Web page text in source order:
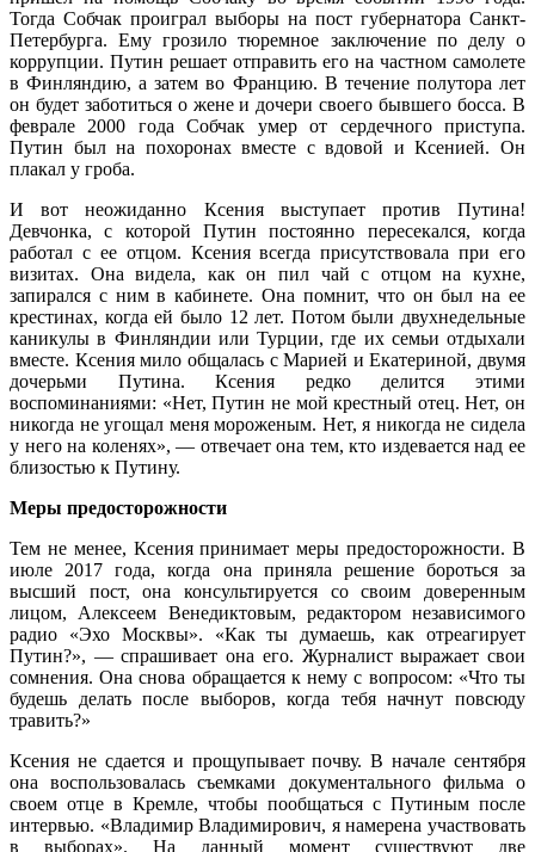
Тогда Собчак проиграл выборы на пост губернатора Санкт-
Петербурга. Ему грозило тюремное заключение по делу о
коррупции. Путин решает отправить его на частном самолете
в Финляндию, а затем во Францию. В течение полутора лет
он будет заботиться о жене и дочери своего бывшего босса. В
феврале 2000 года Собчак умер от сердечного приступа.
Путин был на похоронах вместе с вдовой и Ксенией. Он
плакал у гроба.
И вот неожиданно Ксения выступает против Путина!
Девчонка, с которой Путин постоянно пересекался, когда
работал с ее отцом. Ксения всегда присутствовала при его
визитах. Она видела, как он пил чай с отцом на кухне,
запирался с ним в кабинете. Она помнит, что он был на ее
крестинах, когда ей было 12 лет. Потом были двухнедельные
каникулы в Финляндии или Турции, где их семьи отдыхали
вместе. Ксения мило общалась с Марией и Екатериной, двумя
дочерьми Путина. Ксения редко делится этими
воспоминаниями: «Нет, Путин не мой крестный отец. Нет, он
никогда не угощал меня мороженым. Нет, я никогда не сидела
у него на коленях», — отвечает она тем, кто издевается над ее
близостью к Путину.
Меры предосторожности
Тем не менее, Ксения принимает меры предосторожности. В
июле 2017 года, когда она приняла решение бороться за
высший пост, она консультируется со своим доверенным
лицом, Алексеем Венедиктовым, редактором независимого
радио «Эхо Москвы». «Как ты думаешь, как отреагирует
Путин?», — спрашивает она его. Журналист выражает свои
сомнения. Она снова обращается к нему с вопросом: «Что ты
будешь делать после выборов, когда тебя начнут повсюду
травить?»
Ксения не сдается и прощупывает почву. В начале сентября
она воспользовалась съемками документального фильма о
своем отце в Кремле, чтобы пообщаться с Путиным после
интервью. «Владимир Владимирович, я намерена участвовать
в выборах». На данный момент существуют две